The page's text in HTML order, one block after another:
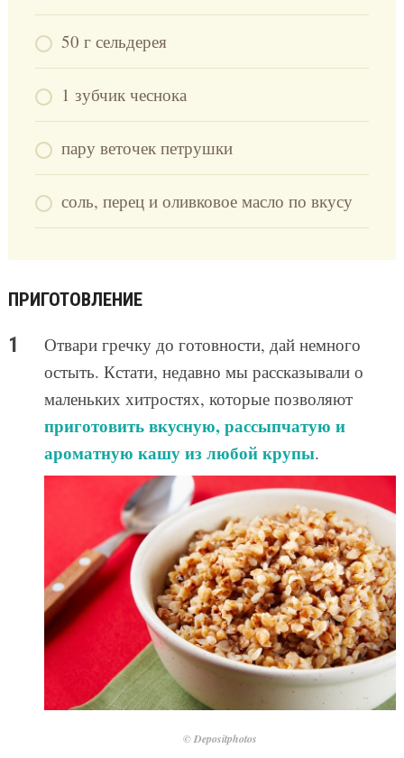
50 г сельдерея
1 зубчик чеснока
пару веточек петрушки
соль, перец и оливковое масло по вкусу
ПРИГОТОВЛЕНИЕ
Отвари гречку до готовности, дай немного
остыть. Кстати, недавно мы рассказывали о
маленьких хитростях, которые позволяют
приготовить вкусную, рассыпчатую и
ароматную кашу из любой крупы.
© Depositphotos